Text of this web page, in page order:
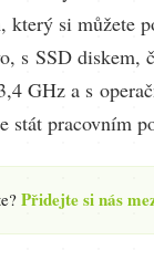
který si můžete
s SSD diskem,
GHz a s
stát pracovním
Přidejte si nás